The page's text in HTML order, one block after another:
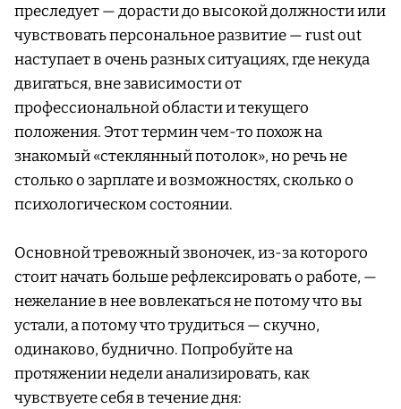
преследует — дорасти до высокой должности или
чувствовать персональное развитие — rust out
наступает в очень разных ситуациях, где некуда
двигаться, вне зависимости от
профессиональной области и текущего
положения. Этот термин чем-то похож на
знакомый «стеклянный потолок», но речь не
столько о зарплате и возможностях, сколько о
психологическом состоянии.
Основной тревожный звоночек, из-за которого
стоит начать больше рефлексировать о работе, —
нежелание в нее вовлекаться не потому что вы
устали, а потому что трудиться — скучно,
одинаково, буднично. Попробуйте на
протяжении недели анализировать, как
чувствуете себя в течение дня: